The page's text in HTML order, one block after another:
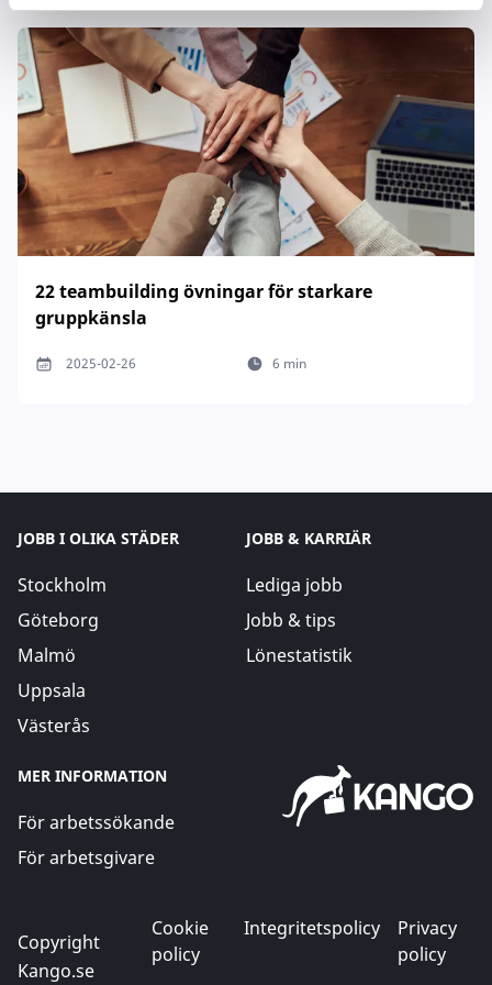
22 teambuilding övningar för starkare
gruppkänsla
2025-02-26 6 min
JOBB I OLIKA STÄDER
Stockholm
Göteborg
Malmö
Uppsala
Västerås
JOBB & KARRIÄR
Lediga jobb
Jobb & tips
Lönestatistik
MER INFORMATION
För arbetssökande
För arbetsgivare
Copyright
Kango.se
Cookie
policy
Integritetspolicy
Privacy
policy